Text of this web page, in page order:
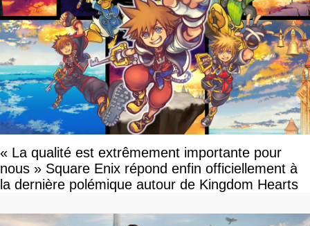
« La qualité est extrêmement importante pour
nous » Square Enix répond enfin officiellement à
la dernière polémique autour de Kingdom Hearts